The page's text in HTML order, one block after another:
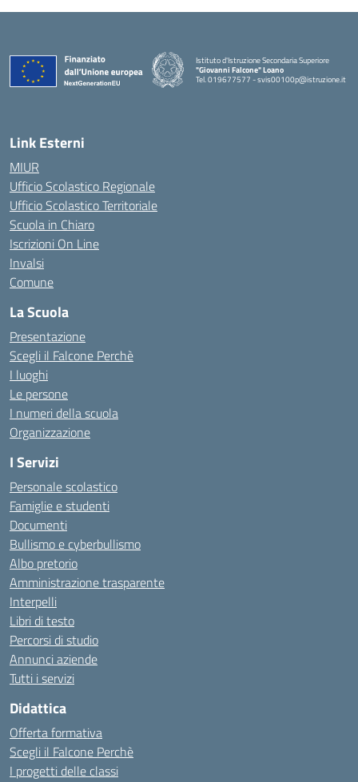
Istituto d'Istruzione Secondaria Superiore
"Giovanni Falcone" Loano
Tel. 019677577 - svis00100p@istruzione.it
— Visita la pagina iniziale della scuola
Link Esterni
MIUR
Ufficio Scolastico Regionale
Ufficio Scolastico Territoriale
Scuola in Chiaro
Iscrizioni On Line
Invalsi
Comune
La Scuola
Presentazione
Scegli il Falcone Perchè
I luoghi
Le persone
I numeri della scuola
Organizzazione
I Servizi
Personale scolastico
Famiglie e studenti
Documenti
Bullismo e cyberbullismo
Albo pretorio
Amministrazione trasparente
Interpelli
Libri di testo
Percorsi di studio
Annunci aziende
Tutti i servizi
Didattica
Offerta formativa
Scegli il Falcone Perchè
I progetti delle classi